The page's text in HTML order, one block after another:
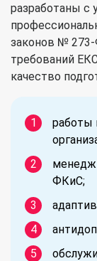
разработаны с
законов №
требований
качество
работы
ФКиС;